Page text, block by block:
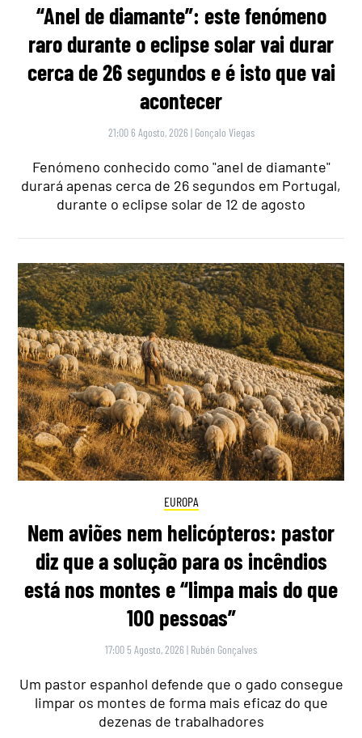
“Anel de diamante”: este fenómeno
raro durante o eclipse solar vai durar
cerca de 26 segundos e é isto que vai
acontecer
21:00 6 Agosto, 2026 | Gonçalo Viegas
Fenómeno conhecido como "anel de diamante"
durará apenas cerca de 26 segundos em Portugal,
durante o eclipse solar de 12 de agosto
EUROPA
Nem aviões nem helicópteros: pastor
diz que a solução para os incêndios
está nos montes e “limpa mais do que
100 pessoas”
17:00 5 Agosto, 2026 | Rubén Gonçalves
Um pastor espanhol defende que o gado consegue
limpar os montes de forma mais eficaz do que
dezenas de trabalhadores